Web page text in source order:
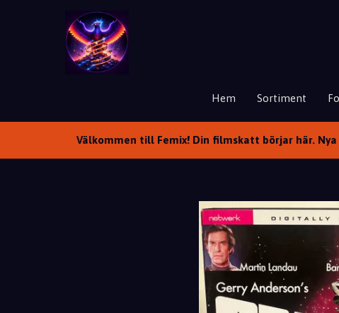
Hem Sortiment
Välkommen till Femix! Din filmskatt börjar här.